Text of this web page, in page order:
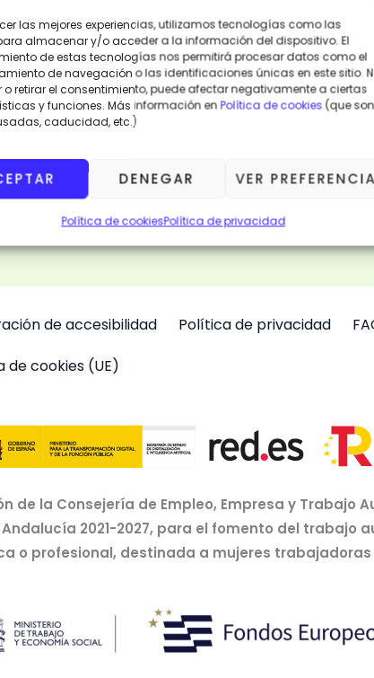
las mejores experiencias, utilizamos tecnologías como las
almacenar y/o acceder a la información del dispositivo. El
de estas tecnologías nos permitirá procesar datos como el
de navegación o las identificaciones únicas en este sitio.
o retirar el consentimiento, puede afectar negativamente a ciertas
y funciones. Más información en Política de cookies (que
caducidad, etc.)
DENEGAR VER
Política de cookiesPolítica de privacidad
VISTA
RÁPIDA
CARRITO
la
página
de
producto
VISTA
RÁPIDA
de accesibilidad Política de privacidad
de cookies (UE)
de la Consejería de Empleo, Empresa y
2021-2027, para el fomento del trabajo
o profesional, destinada a mujeres